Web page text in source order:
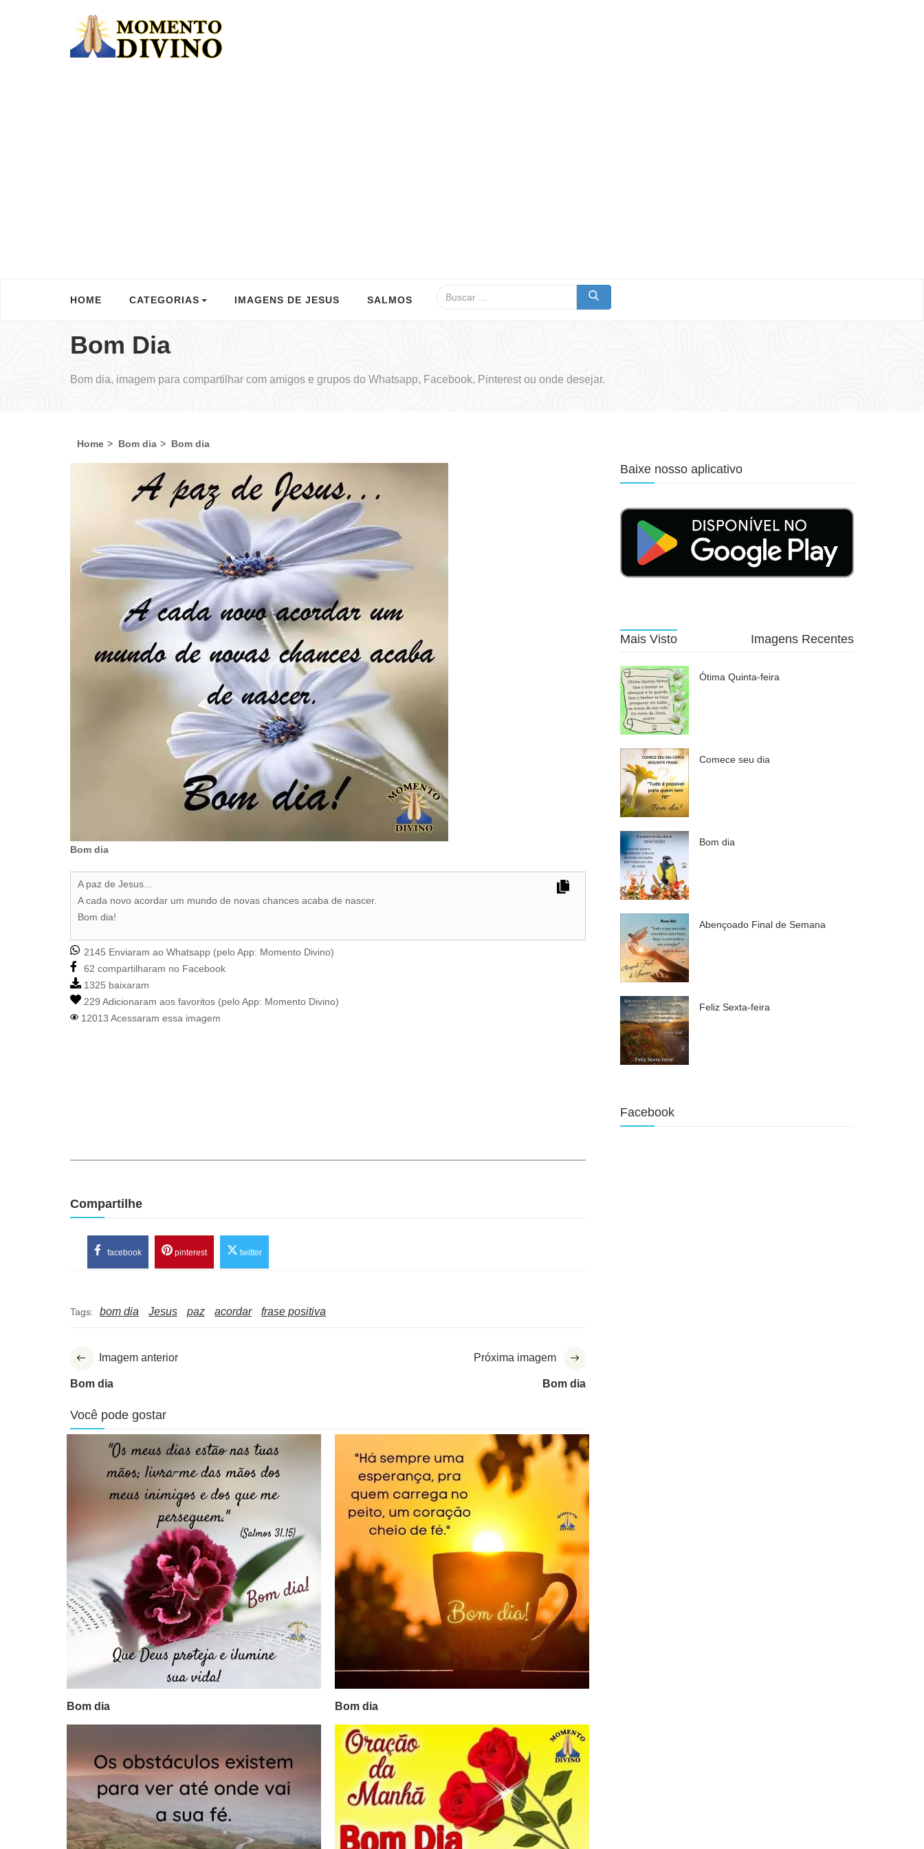
HOME CATEGORIAS IMAGENS DE JESUS SALMOS
Bom Dia
Bom dia, imagem para compartilhar com amigos e grupos do Whatsapp, Facebook, Pinterest ou onde desejar.
Home Bom dia Bom dia
Bom dia
A paz de Jesus...
A cada novo acordar um mundo de novas chances acaba de nascer.
Bom dia!
2145 Enviaram ao Whatsapp (pelo App: Momento Divino)
62 compartilharam no Facebook
1325 baixaram
229 Adicionaram aos favoritos (pelo App: Momento Divino)
12013 Acessaram essa imagem
Compartilhe
facebook pinterest twitter
Tags: bom dia Jesus paz acordar frase positiva
Imagem anterior
Bom dia
Próxima imagem
Bom dia
Você pode gostar
Bom dia Bom dia
Baixe nosso aplicativo
Mais Visto Imagens Recentes
Ótima Quinta-feira
Comece seu dia
Bom dia
Abençoado Final de Semana
Feliz Sexta-feira
Facebook